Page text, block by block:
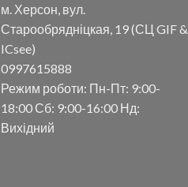
м. Херсон, вул.
Старообрядніцкая, 19 (СЦ GIF &
ICsee)
0997615888
Режим роботи: Пн-Пт: 9:00-
18:00 Сб: 9:00-16:00 Нд:
Вихідний